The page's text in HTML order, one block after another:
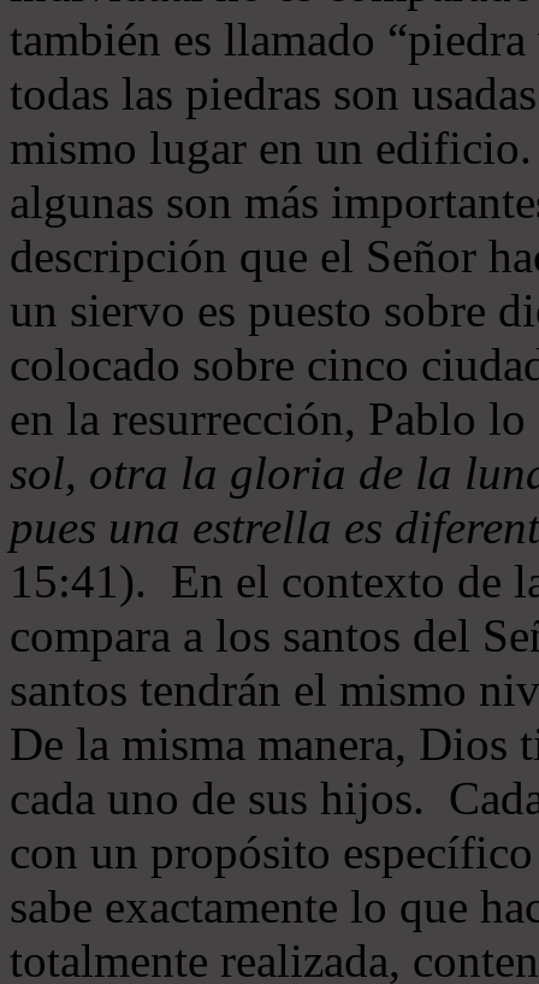
también es llamado
todas las piedras son
mismo lugar en un
algunas son más
descripción que el Señor
un siervo es puesto sobre
colocado sobre cinco
en la resurrección, Pablo
sol, otra la gloria de la
pues una estrella es
15:41). En el contexto de
compara a los santos del
santos tendrán el mismo
De la misma manera, Dios
cada uno de sus hijos.
con un propósito
sabe exactamente lo que
totalmente realizada,